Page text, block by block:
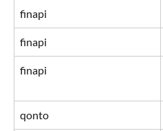
finapi
finapi
finapi
qonto